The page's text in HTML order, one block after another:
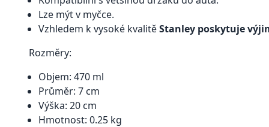
Lze mýt v myčce.
Vzhledem k vysoké kvalitěStanley poskytuje
Rozměry:
Objem: 470 ml
Průměr: 7 cm
Výška: 20 cm
Hmotnost: 0.25 kg